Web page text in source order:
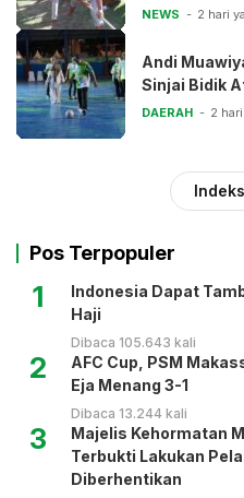
NEWS 2 hari
Andi
Sinjai Bidik
DAERAH 2
Pos Terpopuler
1
Indonesia Dapat
Haji
Dibaca 105.643 kali
2
AFC Cup, PSM
Eja Menang 3-1
Dibaca 13.244 kali
3
Majelis Kehormatan
Terbukti Lakukan
Diberhentikan